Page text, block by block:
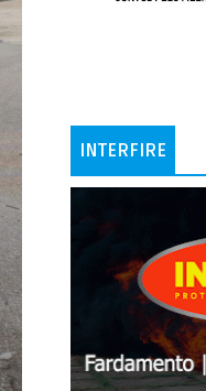
INTERFIRE